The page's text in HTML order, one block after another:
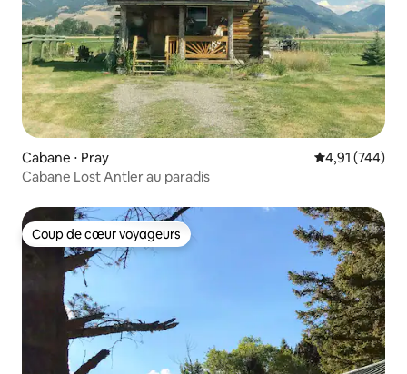
Cabane ⋅ Pray Évaluation
4,91 (744)
Cabane Lost Antler au paradis
Coup de cœur voyageurs
Coup de cœur voyageurs